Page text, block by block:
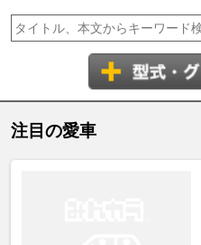
注目の愛車